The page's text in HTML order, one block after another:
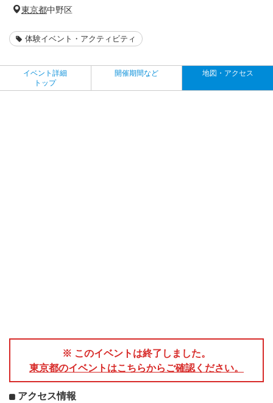
東京都中野区
体験イベント・アクティビティ
イベント詳細
トップ
開催期間など 地図・アクセス
※ このイベントは終了しました。
東京都のイベントはこちらからご確認ください。
アクセス情報